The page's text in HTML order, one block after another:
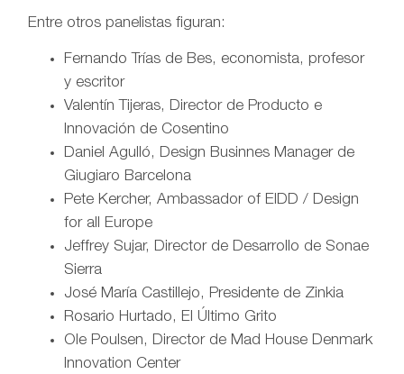
Entre otros panelistas figuran:
Fernando Trías de Bes, economista, profesor
y escritor
Valentín Tijeras, Director de Producto e
Innovación de Cosentino
Daniel Agulló, Design Businnes Manager de
Giugiaro Barcelona
Pete Kercher, Ambassador of EIDD / Design
for all Europe
Jeffrey Sujar, Director de Desarrollo de Sonae
Sierra
José María Castillejo, Presidente de Zinkia
Rosario Hurtado, El Último Grito
Ole Poulsen, Director de Mad House Denmark
Innovation Center